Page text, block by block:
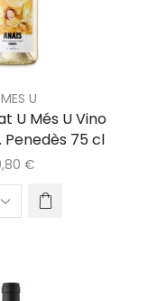
U
U Més U Vino
Penedès 75 cl
€